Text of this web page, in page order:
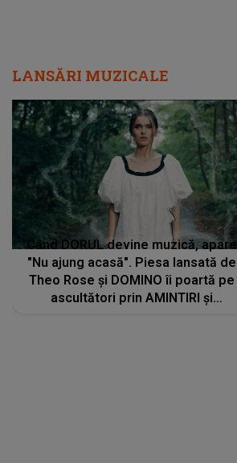
LANSĂRI MUZICALE
Când DORUL devine muzică, apare
"Nu ajung acasă". Piesa lansată de
Theo Rose și DOMINO îi poartă pe
ascultători prin AMINTIRI și